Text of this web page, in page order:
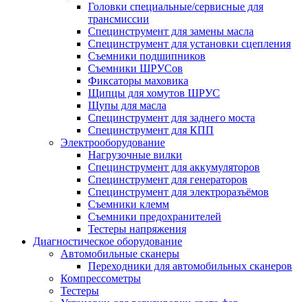
Головки специальные/сервисные для
трансмиссии
Специнструмент для замены масла
Специнструмент для установки сцепления
Съемники подшипников
Съемники ШРУСов
Фиксаторы маховика
Щипцы для хомутов ШРУС
Щупы для масла
Специнструмент для заднего моста
Специнструмент для КПП
Электрооборудование
Нагрузочные вилки
Специнструмент для аккумуляторов
Специнструмент для генераторов
Специнструмент для электроразъёмов
Съемники клемм
Съемники предохранителей
Тестеры напряжения
Диагностическое оборудование
Автомобильные сканеры
Переходники для автомобильных сканеров
Компрессометры
Тестеры